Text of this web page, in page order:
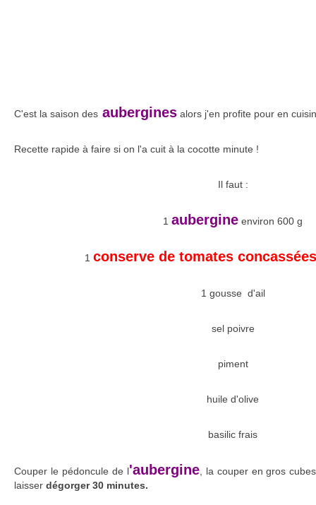
C'est la saison des aubergines alors j'en profite pour en
Recette rapide à faire si on l'a cuit à la cocotte minute !
Il faut :
1 aubergine environ 600 g
1 conserve de tomates concassées
1 gousse d'ail
sel poivre
piment
huile d'olive
basilic frais
Couper le pédoncule de l'aubergine, la couper en gros
laisser dégorger 30 minutes.